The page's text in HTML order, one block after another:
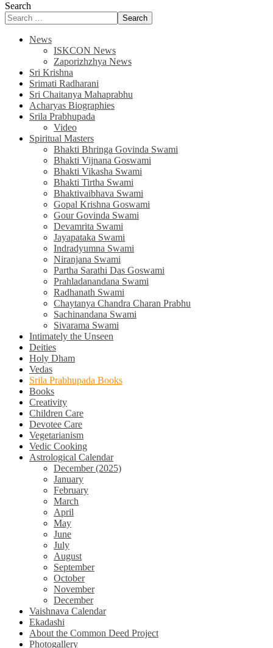
Search
Search
News
ISKCON News
Zaporizhzhya News
Sri Krishna
Srimati Radharani
Sri Chaitanya Mahaprabhu
Acharyas Biographies
Srila Prabhupada
Video
Spiritual Masters
Bhakti Bhringa Govinda Swami
Bhakti Vijnana Goswami
Bhakti Vikasha Swami
Bhakti Tirtha Swami
Bhaktivaibhava Swami
Gopal Krishna Goswami
Gour Govinda Swami
Devamrita Swami
Jayapataka Swami
Indradyumna Swami
Niranjana Swami
Partha Sarathi Das Goswami
Prahladanandana Swami
Radhanath Swami
Chaytanya Chandra Charan Prabhu
Sachinandana Swami
Sivarama Swami
Intimately the Unseen
Deities
Holy Dham
Vedas
Srila Prabhupada Books
Books
Creativity
Children Care
Devotee Care
Vegetarianism
Vedic Cooking
Astrological Calendar
December (2025)
January
February
March
April
May
June
July
August
September
October
November
December
Vaishnava Calendar
Ekadashi
About the Common Deed Project
Photogallery